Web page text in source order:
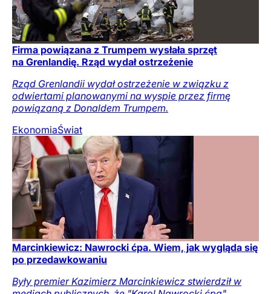
Firma powiązana z Trumpem wysłała sprzęt
na Grenlandię. Rząd wydał ostrzeżenie
Rząd Grenlandii wydał ostrzeżenie w związku z
odwiertami planowanymi na wyspie przez firmę
powiązaną z Donaldem Trumpem.
EkonomiaŚwiat
Marcinkiewicz: Nawrocki ćpa. Wiem, jak wygląda się
po przedawkowaniu
Były premier Kazimierz Marcinkiewicz stwierdził w